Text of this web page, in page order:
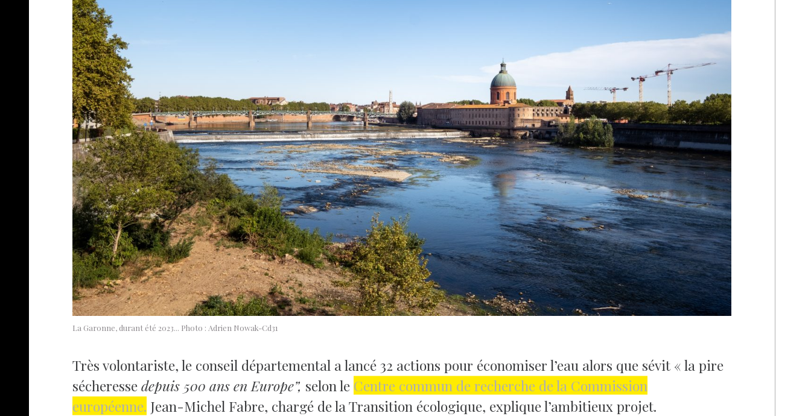
La Garonne, durant été 2023... Photo : Adrien Nowak-Cd31
Très volontariste, le conseil départemental a lancé 32 actions pour économiser l’eau alors que sévit « la pire
sécheressedepuis 500 ans en Europe”, selon le Centre commun de recherche de la Commission
européenne. Jean-Michel Fabre, chargé de la Transition écologique, explique l’ambitieux projet.